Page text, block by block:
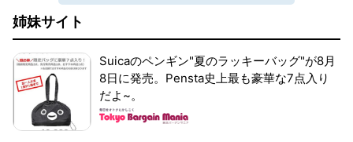
姉妹サイト
Suicaのペンギン"夏のラッキーバッグ"が8月
8日に発売。Pensta史上最も豪華な7点入り
だよ~。